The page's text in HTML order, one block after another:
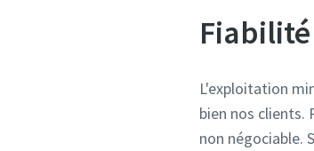
L'exploitation
bien nos clients.
non négociable.